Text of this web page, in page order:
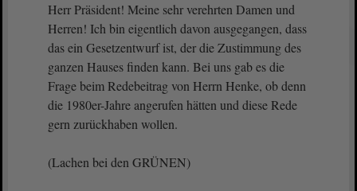
Herr Präsident! Meine sehr verehrten Damen und
Herren! Ich bin eigentlich davon ausgegangen, dass
das ein Gesetzentwurf ist, der die Zustimmung des
ganzen Hauses finden kann. Bei uns gab es die
Frage beim Redebeitrag von Herrn Henke, ob denn
die 1980er-Jahre angerufen hätten und diese Rede
gern zurückhaben wollen.
(Lachen bei den GRÜNEN)